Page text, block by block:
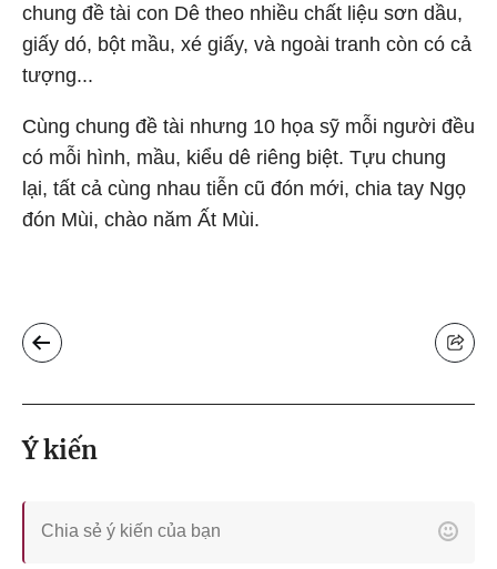
chung đề tài con Dê theo nhiều chất liệu sơn dầu,
giấy dó, bột mầu, xé giấy, và ngoài tranh còn có cả
tượng...
Cùng chung đề tài nhưng 10 họa sỹ mỗi người đều
có mỗi hình, mầu, kiểu dê riêng biệt. Tựu chung
lại, tất cả cùng nhau tiễn cũ đón mới, chia tay Ngọ
đón Mùi, chào năm Ất Mùi.
Ý kiến